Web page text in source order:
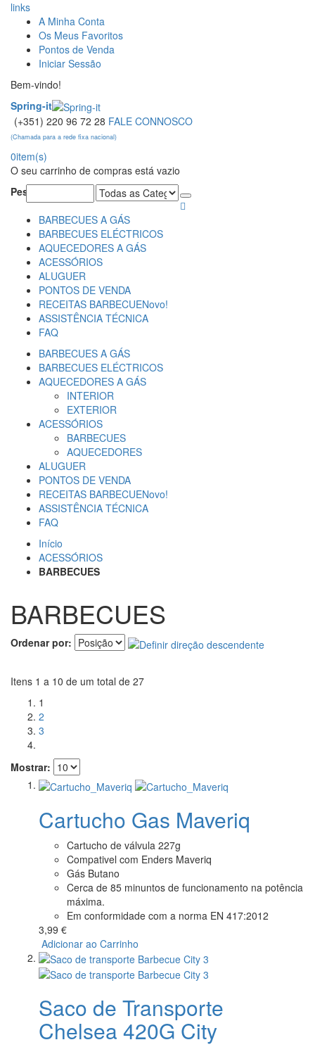
links
A Minha Conta
Os Meus Favoritos
Pontos de Venda
Iniciar Sessão
Bem-vindo!
Spring-it
(+351) 220 96 72 28 FALE CONNOSCO
(Chamada para a rede fixa nacional)
0item(s)
O seu carrinho de compras está vazio
Pesquisa:
BARBECUES A GÁS
BARBECUES ELÉCTRICOS
AQUECEDORES A GÁS
ACESSÓRIOS
ALUGUER
PONTOS DE VENDA
RECEITAS BARBECUENovo!
ASSISTÊNCIA TÉCNICA
FAQ
BARBECUES A GÁS
BARBECUES ELÉCTRICOS
AQUECEDORES A GÁS
INTERIOR
EXTERIOR
ACESSÓRIOS
BARBECUES
AQUECEDORES
ALUGUER
PONTOS DE VENDA
RECEITAS BARBECUENovo!
ASSISTÊNCIA TÉCNICA
FAQ
Início
ACESSÓRIOS
BARBECUES
BARBECUES
Ordenar por:
Itens 1 a 10 de um total de 27
1
2
3
Mostrar:
Cartucho Gas Maveriq
Cartucho de válvula 227g
Compativel com Enders Maveriq
Gás Butano
Cerca de 85 minuntos de funcionamento na potência
máxima.
Em conformidade com a norma EN 417:2012
3,99 €
Adicionar ao Carrinho
Saco de Transporte
Chelsea 420G City